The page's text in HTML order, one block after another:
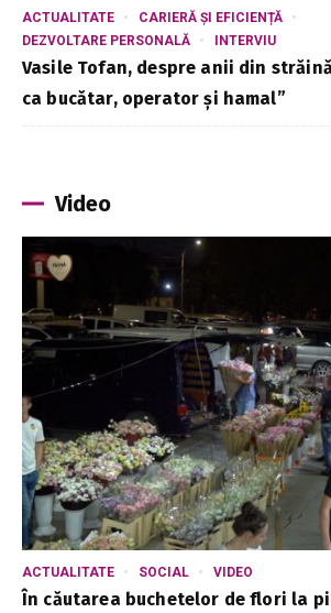
ACTUALITATE
CARIERĂ ȘI EFICIENȚĂ
DEZVOLTARE PERSONALĂ
INTERVIU
Vasile Tofan, despre anii din
ca bucătar, operator și hamal”
Video
ACTUALITATE SOCIAL VIDEO
În căutarea buchetelor de flori la